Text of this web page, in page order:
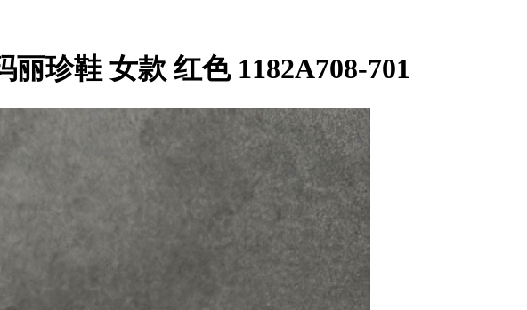
珍鞋 女款 红色 1182A708-701